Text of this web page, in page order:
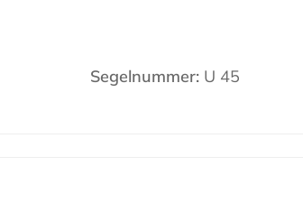
Segelnummer:U 45